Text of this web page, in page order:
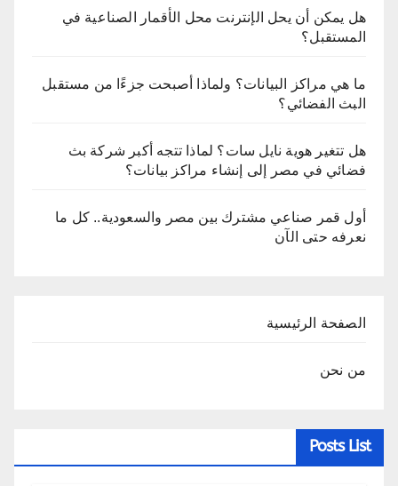
هل يمكن أن يحل الإنترنت محل الأقمار الصناعية في
المستقبل؟
ما هي مراكز البيانات؟ ولماذا أصبحت جزءًا من مستقبل
البث الفضائي؟
هل تتغير هوية نايل سات؟ لماذا تتجه أكبر شركة بث
فضائي في مصر إلى إنشاء مراكز بيانات؟
أول قمر صناعي مشترك بين مصر والسعودية.. كل ما
نعرفه حتى الآن
الصفحة الرئيسية
من نحن
Posts List